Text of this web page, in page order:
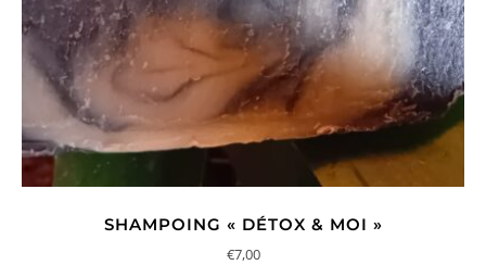
SHAMPOING « DÉTOX & MOI »
€7,00